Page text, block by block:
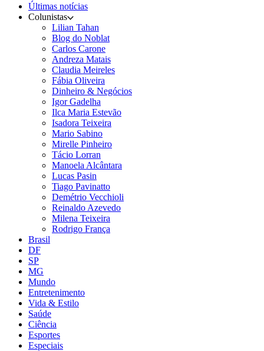
Últimas notícias
Colunistas
Lilian Tahan
Blog do Noblat
Carlos Carone
Andreza Matais
Claudia Meireles
Fábia Oliveira
Dinheiro & Negócios
Igor Gadelha
Ilca Maria Estevão
Isadora Teixeira
Mario Sabino
Mirelle Pinheiro
Tácio Lorran
Manoela Alcântara
Lucas Pasin
Tiago Pavinatto
Demétrio Vecchioli
Reinaldo Azevedo
Milena Teixeira
Rodrigo França
Brasil
DF
SP
MG
Mundo
Entretenimento
Vida & Estilo
Saúde
Ciência
Esportes
Especiais